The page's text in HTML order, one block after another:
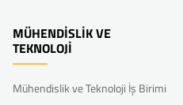
MÜHENDİSLİK VE
TEKNOLOJİ
Mühendislik ve Teknoloji İş Birimi